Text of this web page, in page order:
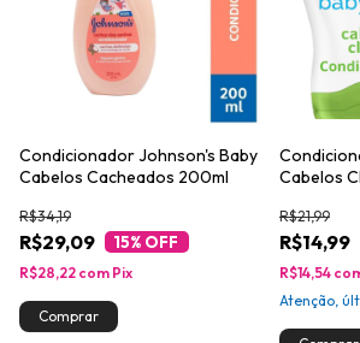
Condicionador Johnson's Baby
Cabelos Cacheados 200ml
R$29,09
R$34,19
15% OFF
R$28,22 com Pix
Cabelos
R$14,99
R$21,99
R$14,54
Atenção,